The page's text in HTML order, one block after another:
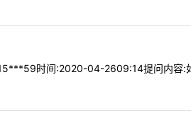
时间:2020-04-2609:14提问内容: